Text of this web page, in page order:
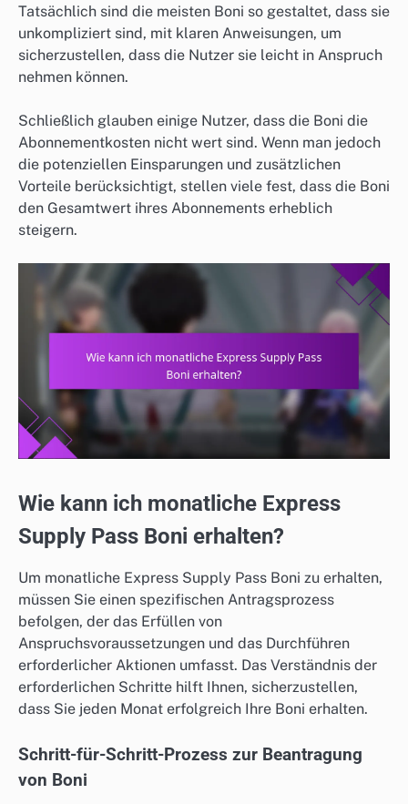
Tatsächlich sind die meisten Boni so gestaltet, dass sie
unkompliziert sind, mit klaren Anweisungen, um
sicherzustellen, dass die Nutzer sie leicht in Anspruch
nehmen können.
Schließlich glauben einige Nutzer, dass die Boni die
Abonnementkosten nicht wert sind. Wenn man jedoch
die potenziellen Einsparungen und zusätzlichen
Vorteile berücksichtigt, stellen viele fest, dass die Boni
den Gesamtwert ihres Abonnements erheblich
steigern.
Wie kann ich monatliche Express
Supply Pass Boni erhalten?
Um monatliche Express Supply Pass Boni zu erhalten,
müssen Sie einen spezifischen Antragsprozess
befolgen, der das Erfüllen von
Anspruchsvoraussetzungen und das Durchführen
erforderlicher Aktionen umfasst. Das Verständnis der
erforderlichen Schritte hilft Ihnen, sicherzustellen,
dass Sie jeden Monat erfolgreich Ihre Boni erhalten.
Schritt-für-Schritt-Prozess zur Beantragung
von Boni